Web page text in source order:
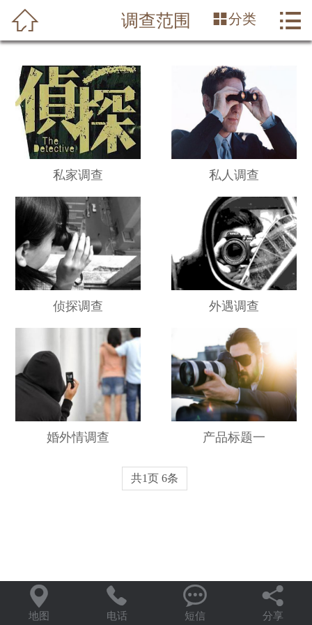
 首页
调查范围
侦探动态
行业资讯
侦探事务所
在线留言
联系我们
 调查范围 分类 
私家调查 私人调查
侦探调查 外遇调查
婚外情调查 产品标题一
共1页 6条

地图

电话

短信

分享